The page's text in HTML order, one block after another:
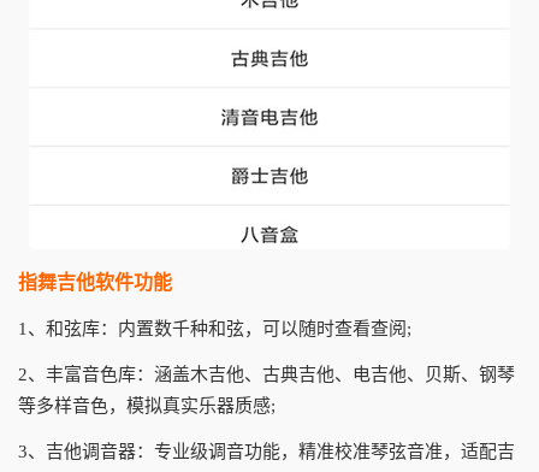
指舞吉他软件功能
1、和弦库：内置数千种和弦，可以随时查看查阅;
2、丰富音色库：涵盖木吉他、古典吉他、电吉他、贝斯、钢琴
等多样音色，模拟真实乐器质感;
3、吉他调音器：专业级调音功能，精准校准琴弦音准，适配吉